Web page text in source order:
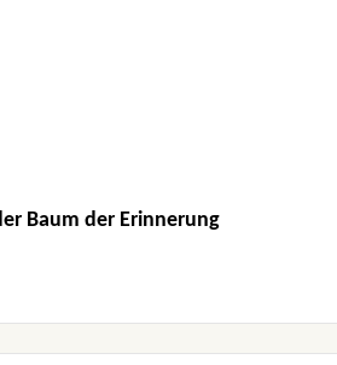
Baum der Erinnerung